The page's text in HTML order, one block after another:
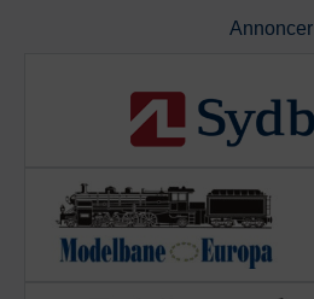
Annoncer